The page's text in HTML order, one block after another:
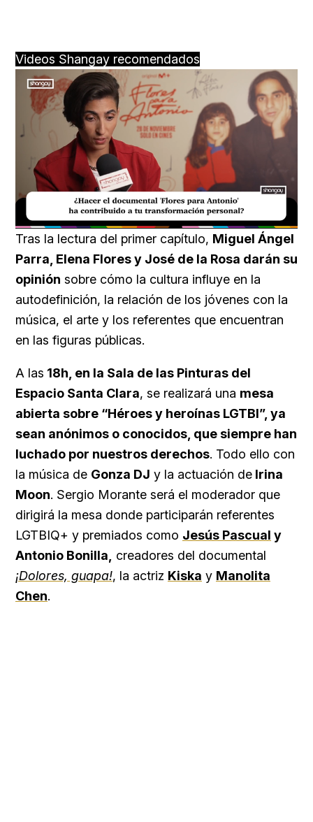
Videos Shangay recomendados
Unmute Loaded:
20.99%
Tras la lectura del primer capítulo, Miguel Ángel
Parra, Elena Flores y José de la Rosa darán su
opinión sobre cómo la cultura influye en la
autodefinición, la relación de los jóvenes con la
música, el arte y los referentes que encuentran
en las figuras públicas.
A las 18h, en la Sala de las Pinturas del
Espacio Santa Clara, se realizará una mesa
abierta sobre “Héroes y heroínas LGTBI”, ya
sean anónimos o conocidos, que siempre han
luchado por nuestros derechos. Todo ello con
la música de Gonza DJ y la actuación de Irina
Moon. Sergio Morante será el moderador que
dirigirá la mesa donde participarán referentes
LGTBIQ+ y premiados como Jesús Pascual y
Antonio Bonilla,
creadores del documental
¡Dolores, guapa!, la actriz Kiska y Manolita
Chen.